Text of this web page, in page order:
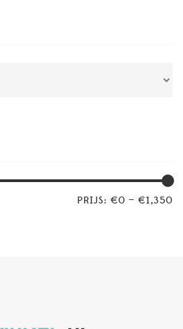
PRIJS: €0 — €1,350